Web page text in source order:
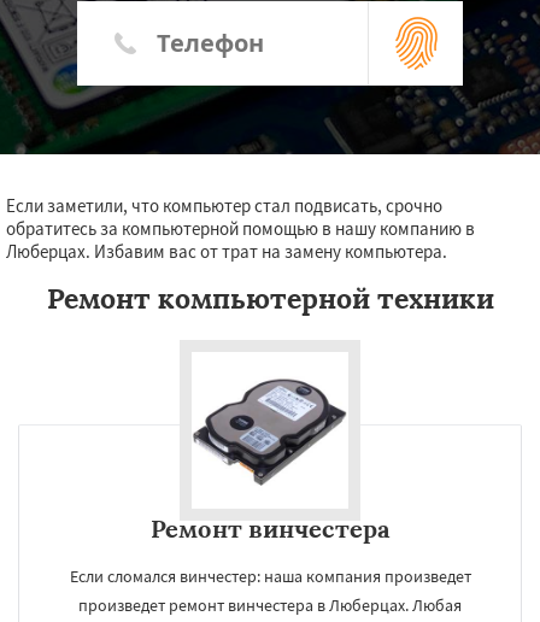
Если заметили, что компьютер стал подвисать, срочно
обратитесь за компьютерной помощью в нашу компанию в
Люберцах. Избавим вас от трат на замену компьютера.
Ремонт компьютерной техники
Ремонт винчестера
Если сломался винчестер: наша компания произведет
произведет ремонт винчестера в Люберцах. Любая